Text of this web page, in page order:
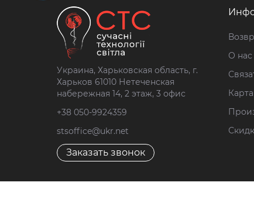
Украина, Харьковская область, г.
Харьков 61010 Нетеченская
набережная 14, 2 этаж, 3 офис
+38 050-9924359
stsoffice@ukr.net
Заказать звонок
О нас